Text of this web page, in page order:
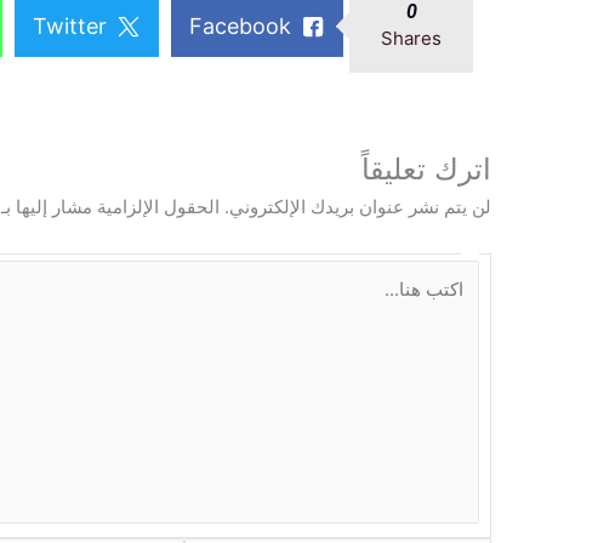
0
Shares
Facebook
Twitter
اترك تعليقاً
لن يتم نشر عنوان بريدك الإلكتروني. الحقول الإلزامية مشار إليها بـ
.